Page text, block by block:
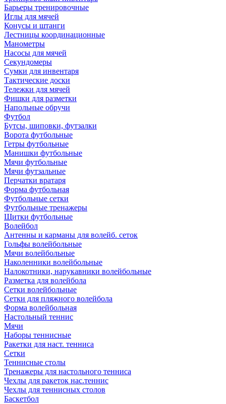
Барьеры тренировочные
Иглы для мячей
Конусы и штанги
Лестницы координационные
Манометры
Насосы для мячей
Секундомеры
Сумки для инвентаря
Тактические доски
Тележки для мячей
Фишки для разметки
Напольные обручи
Футбол
Бутсы, шиповки, футзалки
Ворота футбольные
Гетры футбольные
Манишки футбольные
Мячи футбольные
Мячи футзальные
Перчатки вратаря
Форма футбольная
Футбольные сетки
Футбольные тренажеры
Щитки футбольные
Волейбол
Антенны и карманы для волейб. сеток
Гольфы волейбольные
Мячи волейбольные
Наколенники волейбольные
Налокотники, нарукавники волейбольные
Разметка для волейбола
Сетки волейбольные
Сетки для пляжного волейбола
Форма волейбольная
Настольный теннис
Мячи
Наборы теннисные
Ракетки для наст. тенниса
Сетки
Теннисные столы
Тренажеры для настольного тенниса
Чехлы для ракеток нас.теннис
Чехлы для теннисных столов
Баскетбол